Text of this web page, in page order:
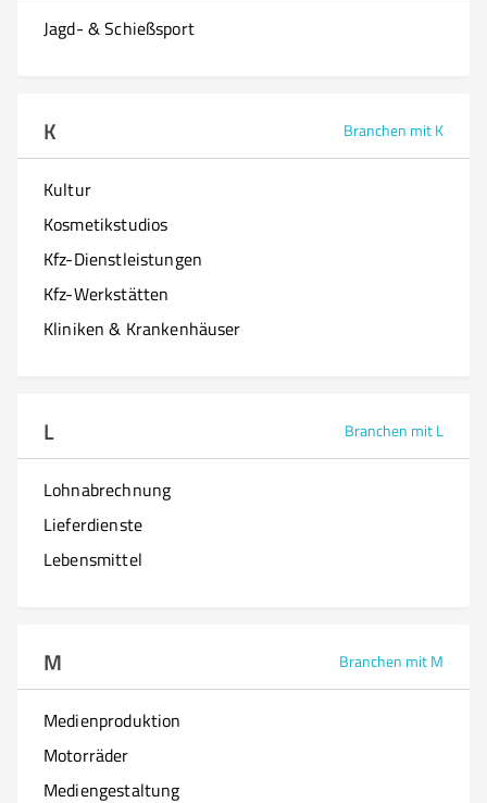
Jagd- & Schießsport
K Branchen mit K
Kultur
Kosmetikstudios
Kfz-Dienstleistungen
Kfz-Werkstätten
Kliniken & Krankenhäuser
L Branchen mit L
Lohnabrechnung
Lieferdienste
Lebensmittel
M Branchen mit M
Medienproduktion
Motorräder
Mediengestaltung